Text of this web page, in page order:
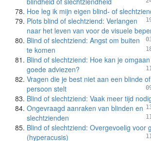
Hoe leg ik mijn eigen blind- of
Plots blind of slechtziend: Verlangen
naar het leven van voor de visuele
Blind of slechtziend: Angst om buiten
te komen
Blind of slechtziend: Hoe kan je
goede adviezen?
Vragen die je best niet aan een blinde
persoon stelt
Blind of slechtziend: Vaak meer tijd
Ongevraagd aanraken van blinden en
slechtzienden
Blind of slechtziend: Overgevoelig voor
(hyperacusis)